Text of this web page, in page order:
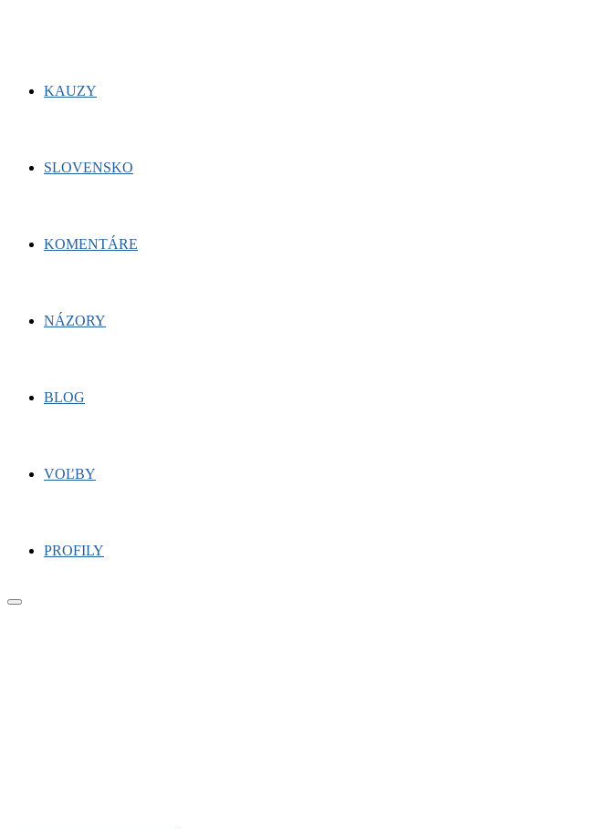
KAUZY
SLOVENSKO
KOMENTÁRE
NÁZORY
BLOG
VOĽBY
PROFILY
Primary